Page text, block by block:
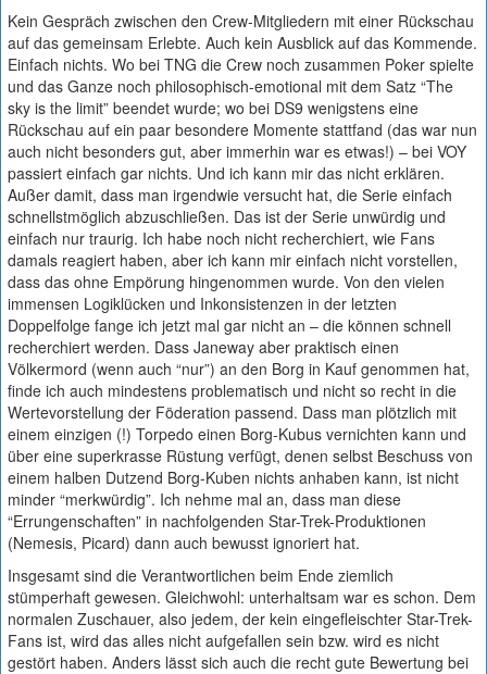
Kein Gespräch zwischen den Crew-Mitgliedern mit einer Rückschau
auf das gemeinsam Erlebte. Auch kein Ausblick auf das Kommende.
Einfach nichts. Wo bei TNG die Crew noch zusammen Poker spielte
und das Ganze noch philosophisch-emotional mit dem Satz “The
sky is the limit” beendet wurde; wo bei DS9 wenigstens eine
Rückschau auf ein paar besondere Momente stattfand (das war nun
auch nicht besonders gut, aber immerhin war es etwas!) – bei VOY
passiert einfach gar nichts. Und ich kann mir das nicht erklären.
Außer damit, dass man irgendwie versucht hat, die Serie einfach
schnellstmöglich abzuschließen. Das ist der Serie unwürdig und
einfach nur traurig. Ich habe noch nicht recherchiert, wie Fans
damals reagiert haben, aber ich kann mir einfach nicht vorstellen,
dass das ohne Empörung hingenommen wurde. Von den vielen
immensen Logiklücken und Inkonsistenzen in der letzten
Doppelfolge fange ich jetzt mal gar nicht an – die können schnell
recherchiert werden. Dass Janeway aber praktisch einen
Völkermord (wenn auch “nur”) an den Borg in Kauf genommen hat,
finde ich auch mindestens problematisch und nicht so recht in die
Wertevorstellung der Föderation passend. Dass man plötzlich mit
einem einzigen (!) Torpedo einen Borg-Kubus vernichten kann und
über eine superkrasse Rüstung verfügt, denen selbst Beschuss von
einem halben Dutzend Borg-Kuben nichts anhaben kann, ist nicht
minder “merkwürdig”. Ich nehme mal an, dass man diese
“Errungenschaften” in nachfolgenden Star-Trek-Produktionen
(Nemesis, Picard) dann auch bewusst ignoriert hat.
Insgesamt sind die Verantwortlichen beim Ende ziemlich
stümperhaft gewesen. Gleichwohl: unterhaltsam war es schon. Dem
normalen Zuschauer, also jedem, der kein eingefleischter Star-Trek-
Fans ist, wird das alles nicht aufgefallen sein bzw. wird es nicht
gestört haben. Anders lässt sich auch die recht gute Bewertung bei